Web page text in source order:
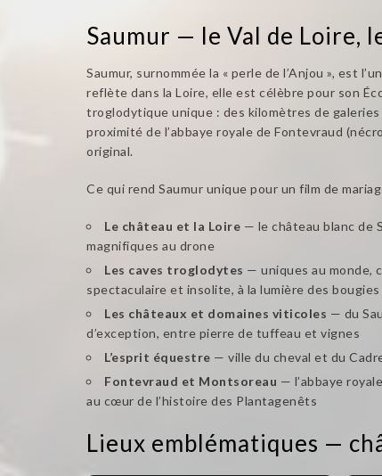
Saumur — le Val de Loire,
Saumur, surnommée la « perle de l’Anjou », est
reflète dans la Loire, elle est célèbre pour son
troglodytique unique : des kilomètres de
proximité de l’abbaye royale de Fontevraud
original.
Ce qui rend Saumur unique pour un film de
Le château et la Loire — le château blanc de
magnifiques au drone
Les caves troglodytes — uniques au monde,
spectaculaire et insolite, à la lumière des bougies
Les châteaux et domaines viticoles — du
d’exception, entre pierre de tuffeau et vignes
L’esprit équestre — ville du cheval et du
Fontevraud et Montsoreau — l’abbaye
au cœur de l’histoire des Plantagenêts
Lieux emblématiques —